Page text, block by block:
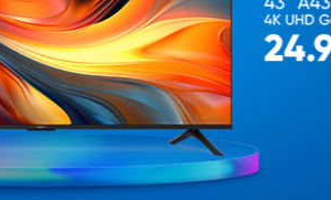
uređaj izgledao u
veličini
ovog QR koda